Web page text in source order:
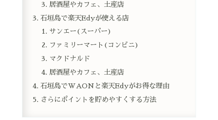
居酒屋やカフェ、土産店
石垣島で楽天Edyが使える店
サンエー(スーパー)
ファミリーマート(コンビニ)
マクドナルド
居酒屋やカフェ、土産店
石垣島でWAONと楽天Edyがお得な理由
さらにポイントを貯めやすくする方法